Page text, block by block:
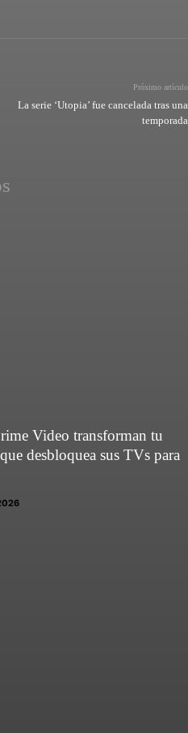
Próximo artículo
La serie ‘Utopia’ fue cancelada tras una
temporada
Video transforman tu
desbloquea sus TVs para